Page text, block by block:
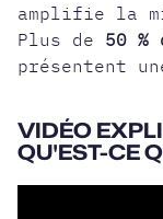
amplifie la
Plus de 50 %
présentent
VIDÉO
QU'EST-CE